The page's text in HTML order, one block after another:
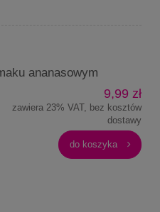
ananasowym
9,99 zł
zawiera 23% VAT, bez kosztów
dostawy
do koszyka